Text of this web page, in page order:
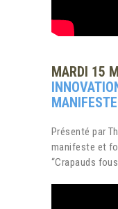
MARDI 15
Présenté par
manifeste et
“Crapauds